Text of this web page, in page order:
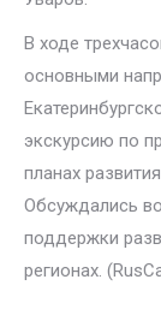
В ходе
основными
экскурсию по
планах
Обсуждались
поддержки
регионах.